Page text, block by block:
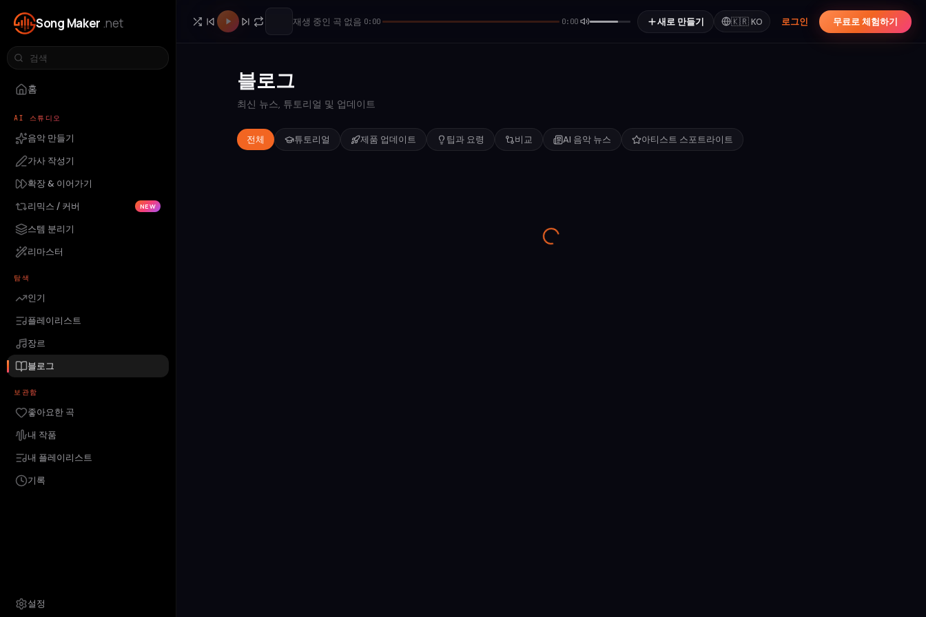
Song Maker .net
홈
AI 스튜디오
음악 만들기
가사 작성기
확장 & 이어가기
리믹스 / 커버
NEW
스템 분리기
리마스터
탐색
인기
플레이리스트
장르
블로그
보관함
좋아요한 곡
내 작품
내 플레이리스트
기록
설정
재생 중인 곡 없음 0:00 0:00 새로 만들기 🇰🇷KO 로그인 무료로 체험하기
블로그
최신 뉴스, 튜토리얼 및 업데이트
전체 튜토리얼 제품 업데이트 팁과 요령 비교 AI 음악 뉴스 아티스트 스포트라이트